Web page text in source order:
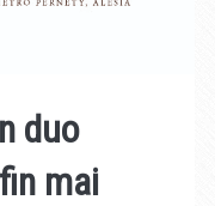
duo
mai